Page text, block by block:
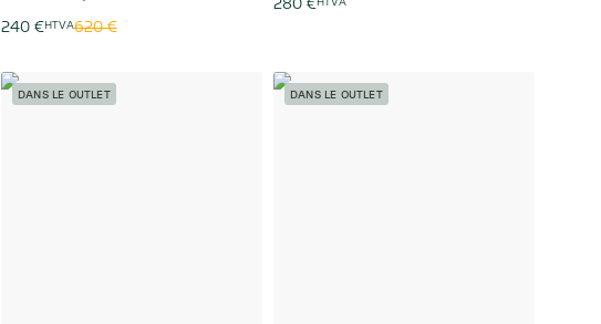
240 €HTVA620 €
DANS LE OUTLET DANS LE OUTLET